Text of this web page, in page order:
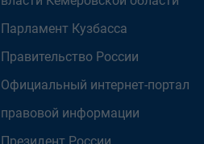
Парламент Кузбасса
Правительство России
Официальный интернет-портал
правовой информации